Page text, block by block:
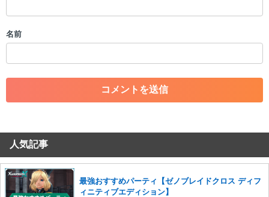
・一度削除された投稿を再び投稿すること
・アカウントの売買など金銭が絡む内容の投稿
・各ゲームのネタバレを含む内容の投稿
・その他、管理者が不適切と判断した投稿
コメントの削除を申請する
せていただきます。ご了承ください。
※一度削除したコメントは復元ができませんのでご注意くだ
さい。
名前
人気記事
最強おすすめパーティ【ゼノブレイドクロス ディフ
ィニティブエディション】